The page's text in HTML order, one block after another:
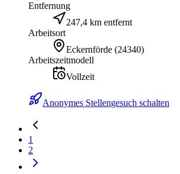
Entfernung
247,4 km entfernt
Arbeitsort
Eckernförde (24340)
Arbeitszeitmodell
Vollzeit
Anonymes Stellengesuch schalten
1
2